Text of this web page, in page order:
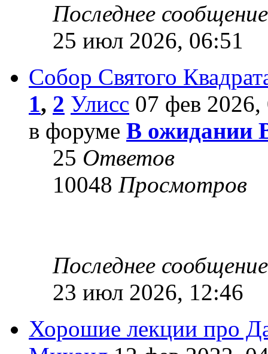
Последнее
25 июл 2026, 06:51
Собор Святого
1, 2 Улисс 07 фев 2026,
в форуме В ожидании
25 Ответов
10048 Просмотров
Последнее
23 июл 2026, 12:46
Хорошие лекции про